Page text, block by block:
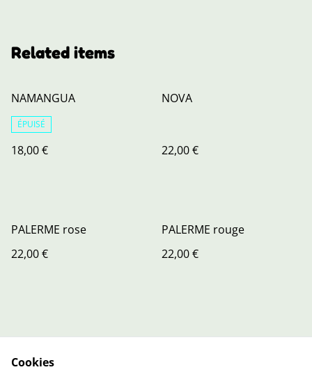
Related items
NAMANGUA
ÉPUISÉ
18,00 €
NOVA
22,00 €
PALERME rose
22,00 €
PALERME rouge
22,00 €
Cookies